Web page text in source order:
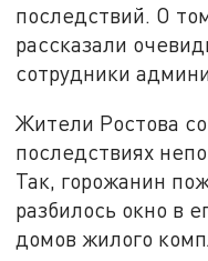
последствий. О
рассказали
сотрудники
Жители Ростова
последствиях
Так, горожанин
разбилось окно в
домов жилого